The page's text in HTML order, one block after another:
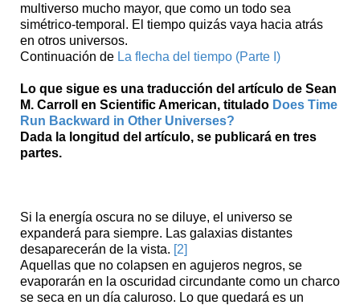
multiverso mucho mayor, que como un todo sea
simétrico-temporal. El tiempo quizás vaya hacia atrás
en otros universos.
Continuación de La flecha del tiempo (Parte I)
Lo que sigue es una traducción del artículo de Sean
M. Carroll en Scientific American, titulado Does Time
Run Backward in Other Universes?
Dada la longitud del artículo, se publicará en tres
partes.
Si la energía oscura no se diluye, el universo se
expanderá para siempre. Las galaxias distantes
desaparecerán de la vista. [2]
Aquellas que no colapsen en agujeros negros, se
evaporarán en la oscuridad circundante como un charco
se seca en un día caluroso. Lo que quedará es un